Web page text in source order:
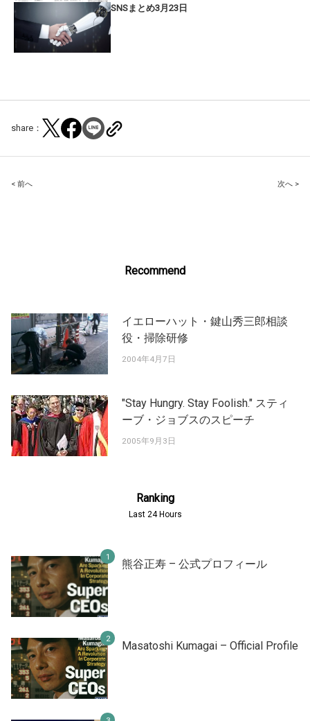
SNSまとめ3月23日
share：
Post
< 前へ 次へ >
Recommend
イエローハット・鍵山秀三郎相談
役・掃除研修
2004年4月7日
"Stay Hungry. Stay Foolish." スティ
ーブ・ジョブスのスピーチ
2005年9月3日
Ranking
Last 24 Hours
熊谷正寿 – 公式プロフィール
Masatoshi Kumagai – Official Profile